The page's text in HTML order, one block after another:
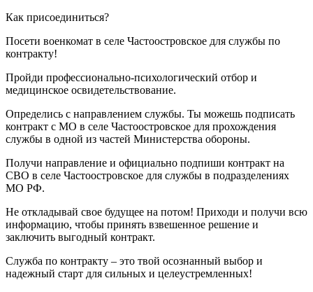
Как присоединиться?
Посети военкомат в селе Частоостровское для службы по
контракту!
Пройди профессионально-психологический отбор и
медицинское освидетельствование.
Определись с направлением службы. Ты можешь подписать
контракт с МО в селе Частоостровское для прохождения
службы в одной из частей Министерства обороны.
Получи направление и официально подпиши контракт на
СВО в селе Частоостровское для службы в подразделениях
МО РФ.
Не откладывай свое будущее на потом! Приходи и получи всю
информацию, чтобы принять взвешенное решение и
заключить выгодный контракт.
Служба по контракту – это твой осознанный выбор и
надежный старт для сильных и целеустремленных!